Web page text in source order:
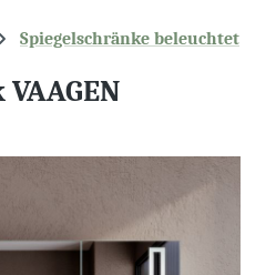
Spiegelschränke beleuchtet